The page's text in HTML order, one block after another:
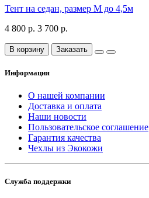
Тент на седан, размер М до 4,5м
4 800 р. 3 700 р.
В корзину Заказать
Информация
О нашей компании
Доставка и оплата
Наши новости
Пользовательское соглашение
Гарантия качества
Чехлы из Экокожи
Служба поддержки